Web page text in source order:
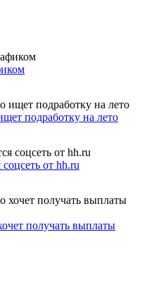
подработку на лето
от hh.ru
получать выплаты